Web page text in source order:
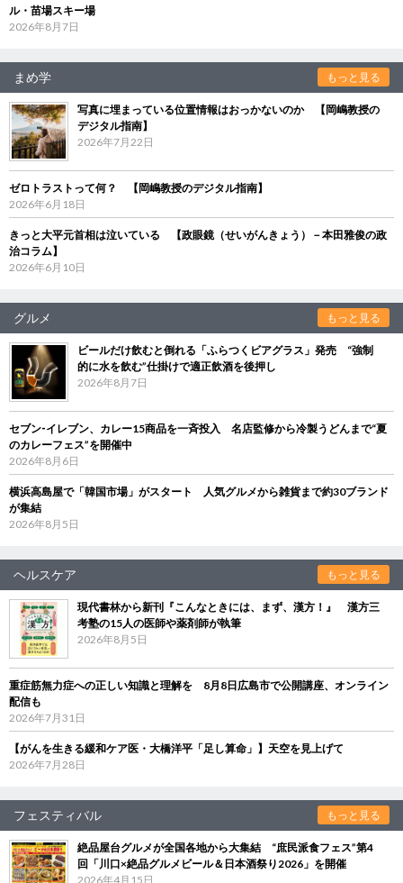
ル・苗場スキー場
2026年8月7日
まめ学 もっと見る
写真に埋まっている位置情報はおっかないのか 【岡嶋教授の
デジタル指南】
2026年7月22日
ゼロトラストって何？ 【岡嶋教授のデジタル指南】
2026年6月18日
きっと大平元首相は泣いている 【政眼鏡（せいがんきょう）－本田雅俊の政
治コラム】
2026年6月10日
グルメ もっと見る
ビールだけ飲むと倒れる「ふらつくビアグラス」発売 “強制
的に水を飲む”仕掛けで適正飲酒を後押し
2026年8月7日
セブン‐イレブン、カレー15商品を一斉投入 名店監修から冷製うどんまで“夏
のカレーフェス”を開催中
2026年8月6日
横浜高島屋で「韓国市場」がスタート 人気グルメから雑貨まで約30ブランド
が集結
2026年8月5日
ヘルスケア もっと見る
現代書林から新刊『こんなときには、まず、漢方！』 漢方三
考塾の15人の医師や薬剤師が執筆
2026年8月5日
重症筋無力症への正しい知識と理解を 8月8日広島市で公開講座、オンライン
配信も
2026年7月31日
【がんを生きる緩和ケア医・大橋洋平「足し算命」】天空を見上げて
2026年7月28日
フェスティバル もっと見る
絶品屋台グルメが全国各地から大集結 “庶民派食フェス”第4
回「川口×絶品グルメビール＆日本酒祭り2026」を開催
2026年4月15日